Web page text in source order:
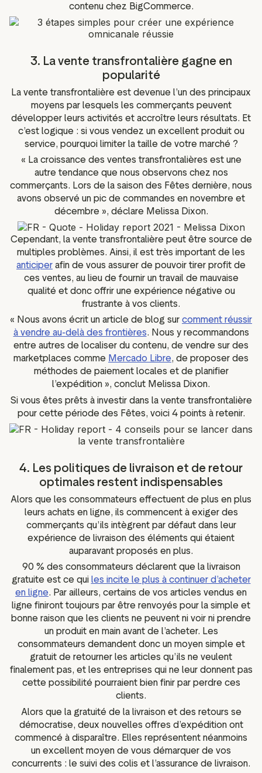
contenu chez BigCommerce.
3. La vente transfrontalière gagne en
popularité
La vente transfrontalière est devenue l’un des principaux
moyens par lesquels les commerçants peuvent
développer leurs activités et accroître leurs résultats. Et
c’est logique : si vous vendez un excellent produit ou
service, pourquoi limiter la taille de votre marché ?
« La croissance des ventes transfrontalières est une
autre tendance que nous observons chez nos
commerçants. Lors de la saison des Fêtes dernière, nous
avons observé un pic de commandes en novembre et
décembre », déclare Melissa Dixon.
Cependant, la vente transfrontalière peut être source de
multiples problèmes. Ainsi, il est très important de les
anticiper afin de vous assurer de pouvoir tirer profit de
ces ventes, au lieu de fournir un travail de mauvaise
qualité et donc offrir une expérience négative ou
frustrante à vos clients.
« Nous avons écrit un article de blog sur comment réussir
à vendre au-delà des frontières. Nous y recommandons
entre autres de localiser du contenu, de vendre sur des
marketplaces comme Mercado Libre, de proposer des
méthodes de paiement locales et de planifier
l’expédition », conclut Melissa Dixon.
Si vous êtes prêts à investir dans la vente transfrontalière
pour cette période des Fêtes, voici 4 points à retenir.
4. Les politiques de livraison et de retour
optimales restent indispensables
Alors que les consommateurs effectuent de plus en plus
leurs achats en ligne, ils commencent à exiger des
commerçants qu’ils intègrent par défaut dans leur
expérience de livraison des éléments qui étaient
auparavant proposés en plus.
90 % des consommateurs déclarent que la livraison
gratuite est ce qui les incite le plus à continuer d’acheter
en ligne. Par ailleurs, certains de vos articles vendus en
ligne finiront toujours par être renvoyés pour la simple et
bonne raison que les clients ne peuvent ni voir ni prendre
un produit en main avant de l’acheter. Les
consommateurs demandent donc un moyen simple et
gratuit de retourner les articles qu’ils ne veulent
finalement pas, et les entreprises qui ne leur donnent pas
cette possibilité pourraient bien finir par perdre ces
clients.
Alors que la gratuité de la livraison et des retours se
démocratise, deux nouvelles offres d’expédition ont
commencé à disparaître. Elles représentent néanmoins
un excellent moyen de vous démarquer de vos
concurrents : le suivi des colis et l’assurance de livraison.